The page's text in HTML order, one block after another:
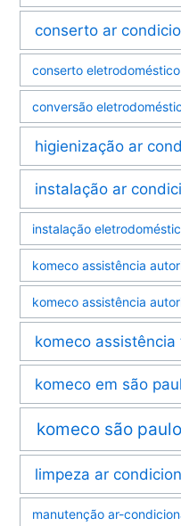
conserto ar
conserto eletrodoméstico
conversão
higienização ar
instalação ar
instalação
komeco assistência
komeco assistência
komeco assistência
komeco em são
komeco são paulo
limpeza ar
manutenção ar-